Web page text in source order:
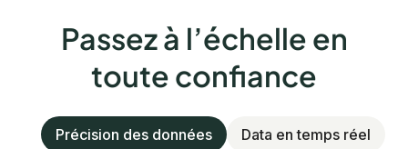
Passez à l’échelle en
toute confiance
Précision des données
Data en temps réel